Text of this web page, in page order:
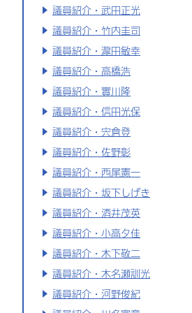
議員紹介・武田正光
議員紹介・竹内圭司
議員紹介・瀧田敏幸
議員紹介・高橋浩
議員紹介・實川隆
議員紹介・信田光保
議員紹介・宍倉登
議員紹介・佐野彰
議員紹介・西尾憲一
議員紹介・坂下しげき
議員紹介・酒井茂英
議員紹介・小高夕佳
議員紹介・木下敬二
議員紹介・木名瀬訓光
議員紹介・河野俊紀